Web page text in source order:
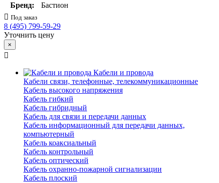
Бренд:
Бастион
Под заказ
8 (495) 799-59-29
Уточнить цену
×
Кабели и провода
Кабели связи, телефонные, телекоммуникационные
Кабель высокого напряжения
Кабель гибкий
Кабель гибридный
Кабель для связи и передачи данных
Кабель информационный для передачи данных,
компьютерный
Кабель коаксиальный
Кабель контрольный
Кабель оптический
Кабель охранно-пожарной сигнализации
Кабель плоский